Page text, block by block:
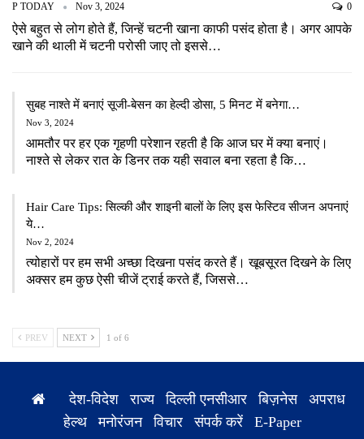
P TODAY Nov 3, 2024 0
ऐसे बहुत से लोग होते हैं, जिन्हें चटनी खाना काफी पसंद होता है। अगर आपके
खाने की थाली में चटनी परोसी जाए तो इससे…
सुबह नाश्ते में बनाएं सूजी-बेसन का हेल्दी डोसा, 5 मिनट में बनेगा…
Nov 3, 2024
आमतौर पर हर एक गृहणी परेशान रहती है कि आज घर में क्या बनाएं।
नाश्ते से लेकर रात के डिनर तक यही सवाल बना रहता है कि…
Hair Care Tips: सिल्की और शाइनी बालों के लिए इस फेस्टिव सीजन अपनाएं
ये…
Nov 2, 2024
त्योहारों पर हम सभी अच्छा दिखना पसंद करते हैं। खूबसूरत दिखने के लिए
अक्सर हम कुछ ऐसी चीजें ट्राई करते हैं, जिससे…
PREV NEXT 1 of 6
देश-विदेश राज्य दिल्ली एनसीआर बिज़नेस
अपराध
हेल्थ
मनोरंजन विचार संपर्क करें E-Paper